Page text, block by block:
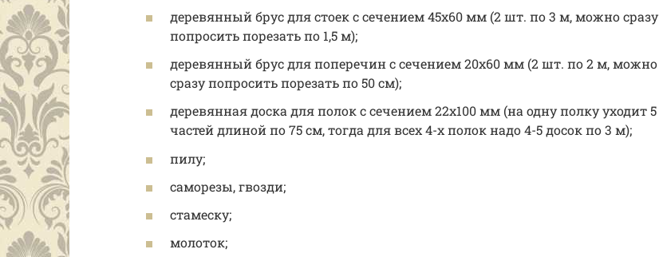
деревянный брус для стоек с сечением 45х60 мм (2 шт. по 3 м, можно сразу
попросить порезать по 1,5 м);
деревянный брус для поперечин с сечением 20х60 мм (2 шт. по 2 м, можно
сразу попросить порезать по 50 см);
деревянная доска для полок с сечением 22х100 мм (на одну полку уходит 5
частей длиной по 75 см, тогда для всех 4-х полок надо 4-5 досок по 3 м);
пилу;
саморезы, гвозди;
стамеску;
молоток;